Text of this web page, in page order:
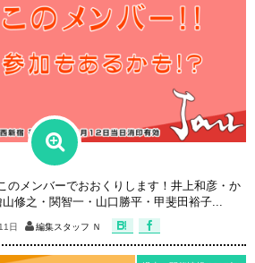
のメンバーでおおくりします！井上和彦・か
修之・関智一・山口勝平・甲斐田裕子...
日 編集スタッフ Ｎ